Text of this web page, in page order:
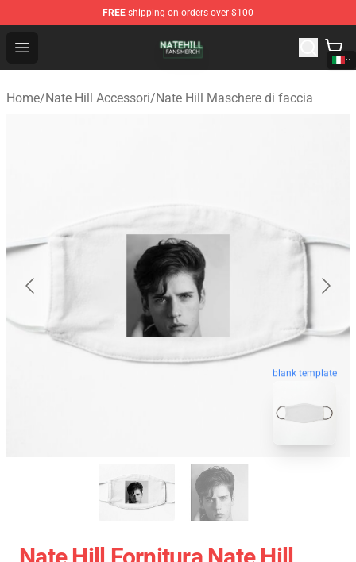
FREE shipping on orders over $100
Open menu
Nate Hill Shop - Official Nate Hill Merchandise Store
Home/Nate Hill Accessori/Nate Hill Maschere di faccia
blank template